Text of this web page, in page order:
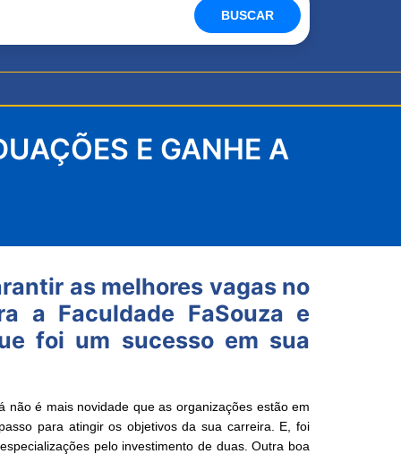
BUSCAR
E GANHE A
as melhores vagas no
a Faculdade FaSouza e
foi um sucesso em sua
não é mais novidade que as organizações estão em
para atingir os objetivos da sua carreira. E, foi
pelo investimento de duas. Outra boa